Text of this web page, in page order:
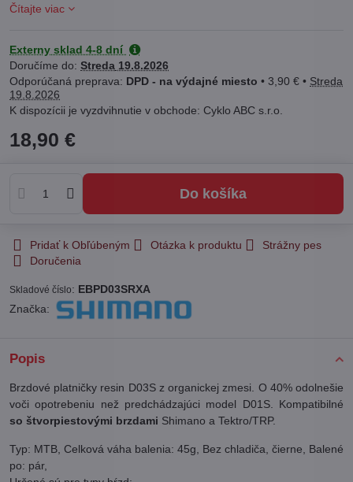
Čítajte viac
Externy sklad 4-8 dní
Doručíme do: Streda 19.8.2026
DPD - na výdajné miesto • 3,90 € • Streda
19.8.2026
Cyklo ABC s.r.o.
18,90 €
Do košíka
Pridať k Obľúbeným Otázka k produktu
Strážny pes
Doručenia
Skladové číslo: EBPD03SRXA
Značka:
Popis
Brzdové platničky resin D03S z organickej zmesi. O 40% odolnešie
voči opotrebeniu než predchádzajúci model D01S. Kompatibilné
so štvorpiestovými brzdami Shimano a Tektro/TRP.
Typ: MTB, Celková váha balenia: 45g, Bez chladiča, čierne, Balené
po: pár,